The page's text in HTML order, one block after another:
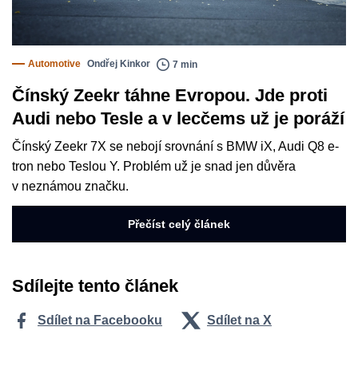
Automotive Ondřej Kinkor 7 min
Čínský Zeekr táhne Evropou. Jde proti
Audi nebo Tesle a v lecčems už je poráží
Čínský Zeekr 7X se nebojí srovnání s BMW iX, Audi Q8 e-
tron nebo Teslou Y. Problém už je snad jen důvěra
v neznámou značku.
Přečíst celý článek
Sdílejte tento článek
Sdílet na Facebooku Sdílet na X